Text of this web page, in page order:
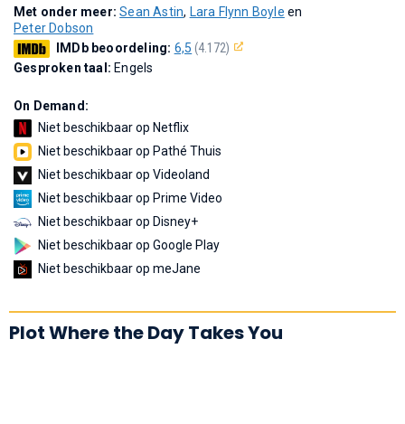
Met onder meer:Sean Astin, Lara Flynn Boyle en
Peter Dobson
IMDb beoordeling: 6,5 (4.172)
Gesproken taal: Engels
On Demand:
Niet beschikbaar op Netflix
Niet beschikbaar op Pathé Thuis
Niet beschikbaar op Videoland
Niet beschikbaar op Prime Video
Niet beschikbaar op Disney+
Niet beschikbaar op Google Play
Niet beschikbaar op meJane
Plot Where the Day Takes You